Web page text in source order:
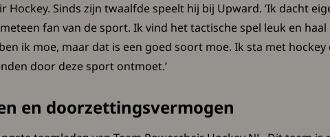
Hockey. Sinds zijn twaalfde speelt hij bij Upward. ‘Ik dacht
fan van de sport. Ik vind het tactische spel leuk en haal
ik moe, maar dat is een goed soort moe. Ik sta met hockey
door deze sport ontmoet.’
en doorzettingsvermogen